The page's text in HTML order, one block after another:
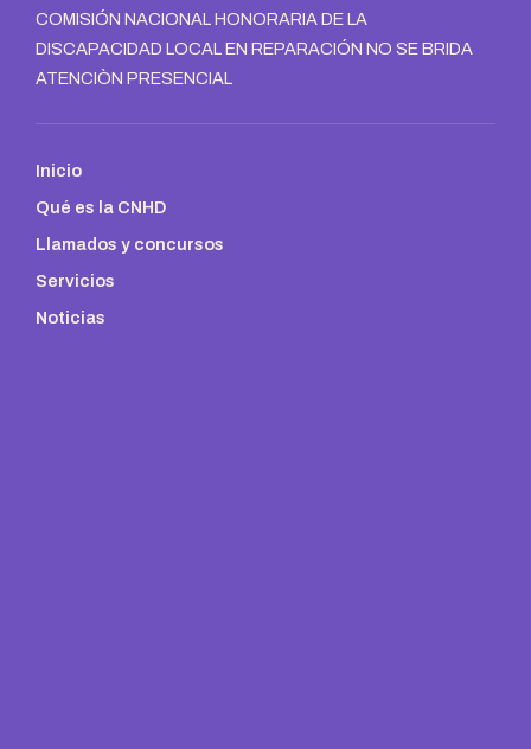
COMISIÓN NACIONAL HONORARIA DE LA
DISCAPACIDAD LOCAL EN REPARACIÓN NO SE BRIDA
ATENCIÒN PRESENCIAL
Inicio
Qué es la CNHD
Llamados y concursos
Servicios
Noticias